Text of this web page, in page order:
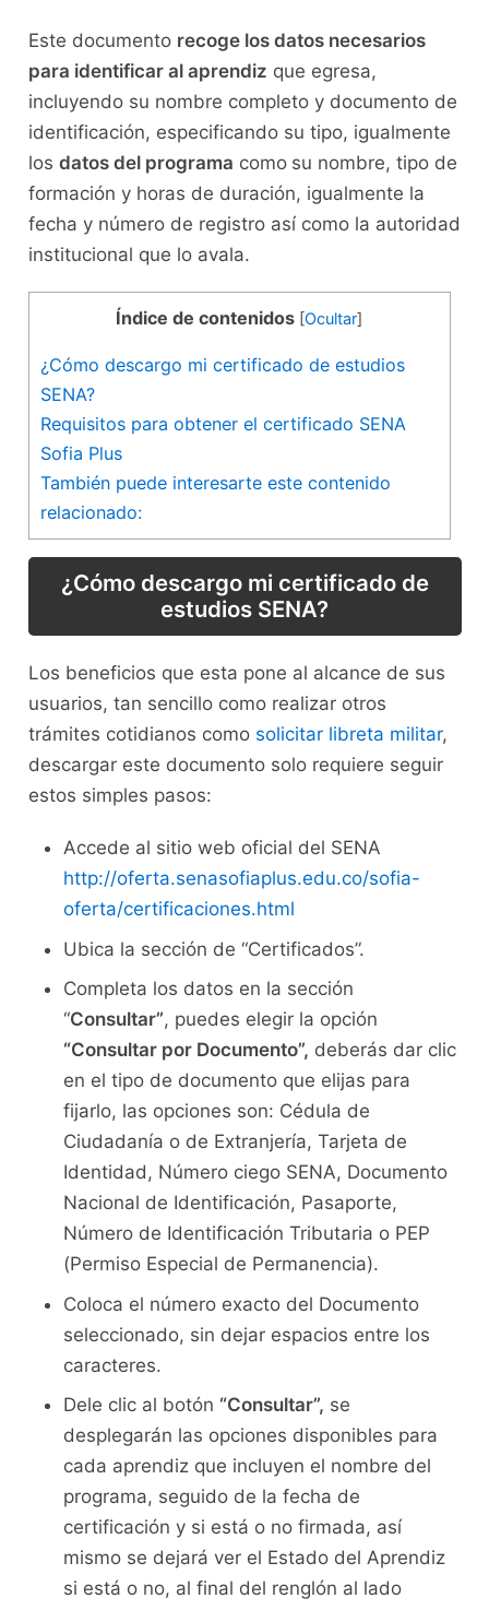
Este documento recoge los datos necesarios
para identificar al aprendiz que egresa,
incluyendo su nombre completo y documento de
identificación, especificando su tipo, igualmente
los datos del programa como su nombre, tipo de
formación y horas de duración, igualmente la
fecha y número de registro así como la autoridad
institucional que lo avala.
Índice de contenidos [Ocultar]
¿Cómo descargo mi certificado de estudios
SENA?
Requisitos para obtener el certificado SENA
Sofia Plus
También puede interesarte este contenido
relacionado:
¿Cómo descargo mi certificado de
estudios SENA?
Los beneficios que esta pone al alcance de sus
usuarios, tan sencillo como realizar otros
trámites cotidianos como solicitar libreta militar,
descargar este documento solo requiere seguir
estos simples pasos:
Accede al sitio web oficial del SENA
http://oferta.senasofiaplus.edu.co/sofia-
oferta/certificaciones.html
Ubica la sección de “Certificados”.
Completa los datos en la sección
“Consultar”, puedes elegir la opción
“Consultar por Documento”, deberás dar clic
en el tipo de documento que elijas para
fijarlo, las opciones son: Cédula de
Ciudadanía o de Extranjería, Tarjeta de
Identidad, Número ciego SENA, Documento
Nacional de Identificación, Pasaporte,
Número de Identificación Tributaria o PEP
(Permiso Especial de Permanencia).
Coloca el número exacto del Documento
seleccionado, sin dejar espacios entre los
caracteres.
Dele clic al botón “Consultar”, se
desplegarán las opciones disponibles para
cada aprendiz que incluyen el nombre del
programa, seguido de la fecha de
certificación y si está o no firmada, así
mismo se dejará ver el Estado del Aprendiz
si está o no, al final del renglón al lado